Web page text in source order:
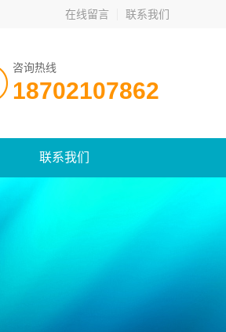
在线留言 联系我们
咨询热线
18702107862
联系我们